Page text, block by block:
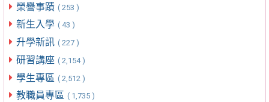
榮譽事蹟 ( 253 )
新生入學 ( 43 )
升學新訊 ( 227 )
研習講座 ( 2,154 )
學生專區 ( 2,512 )
教職員專區 ( 1,735 )